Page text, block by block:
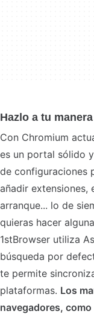
Hazlo a tu manera
Con Chromium
es un portal sólido
de configuraciones
añadir extensiones,
arranque... lo de
quieras hacer
1stBrowser utiliza
búsqueda por
te permite
plataformas. Los
navegadores,